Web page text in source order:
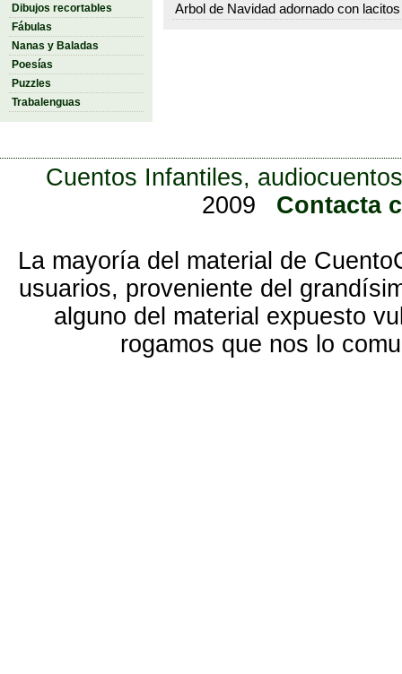
Dibujos recortables
Fábulas
Nanas y Baladas
Poesías
Puzzles
Trabalenguas
Arbol de Navidad adornado con lacitos
Cuentos Infantiles,
2009
Contacta
La mayoría del material de
usuarios, proveniente del
alguno del material expuesto
rogamos que nos lo